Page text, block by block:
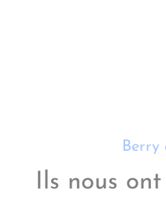
Berry
Ils nous